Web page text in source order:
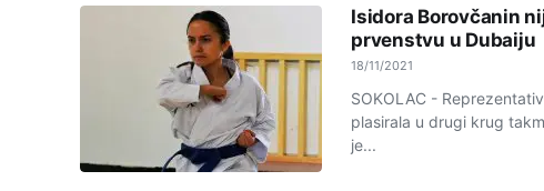
Isidora Borovčanin
prvenstvu u Dubaiju
18/11/2021
SOKOLAC -
plasirala u drugi krug
je...